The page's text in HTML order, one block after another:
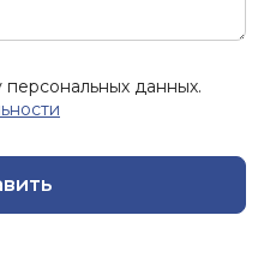
данных.